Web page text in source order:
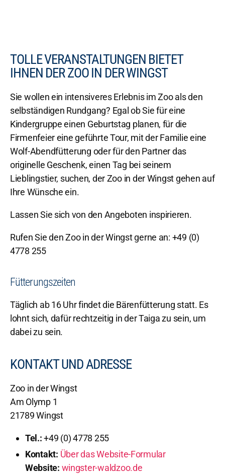
TOLLE VERANSTALTUNGEN BIETET
IHNEN DER ZOO IN DER WINGST
Sie wollen ein intensiveres Erlebnis im Zoo als den
selbständigen Rundgang? Egal ob Sie für eine
Kindergruppe einen Geburtstag planen, für die
Firmenfeier eine geführte Tour, mit der Familie eine
Wolf-Abendfütterung oder für den Partner das
originelle Geschenk, einen Tag bei seinem
Lieblingstier, suchen, der Zoo in der Wingst gehen auf
Ihre Wünsche ein.
Lassen Sie sich von den Angeboten inspirieren.
Rufen Sie den Zoo in der Wingst gerne an: +49 (0)
4778 255
Fütterungszeiten
Täglich ab 16 Uhr findet die Bärenfütterung statt. Es
lohnt sich, dafür rechtzeitig in der Taiga zu sein, um
dabei zu sein.
KONTAKT UND ADRESSE
Zoo in der Wingst
Am Olymp 1
21789 Wingst
Tel.:+49 (0) 4778 255
Kontakt: Über das Website-Formular
Website: wingster-waldzoo.de